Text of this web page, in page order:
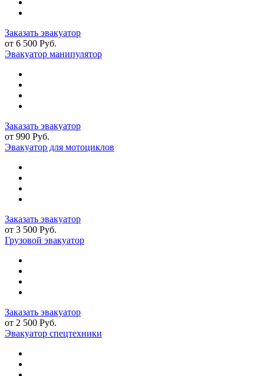
Заказать эвакуатор
от 6 500 Руб.
Эвакуатор манипулятор
Заказать эвакуатор
от 990 Руб.
Эвакуатор для мотоциклов
Заказать эвакуатор
от 3 500 Руб.
Грузовой эвакуатор
Заказать эвакуатор
от 2 500 Руб.
Эвакуатор спецтехники